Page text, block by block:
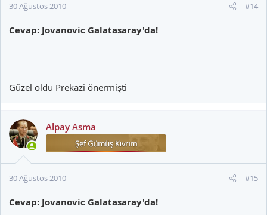
30 Ağustos 2010 #14
Cevap: Jovanovic Galatasaray'da!
Güzel oldu Prekazi önermişti
Alpay Asma
30 Ağustos 2010 #15
Cevap: Jovanovic Galatasaray'da!